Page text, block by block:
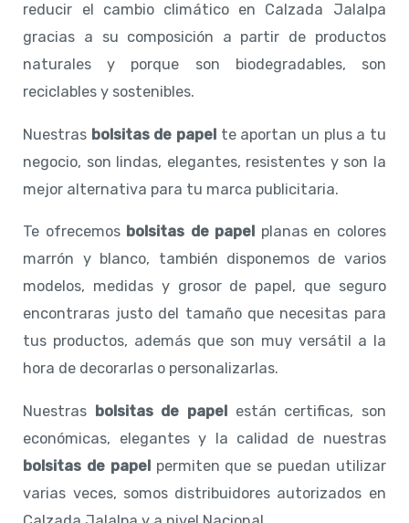
reducir el cambio climático en Calzada Jalalpa
gracias a su composición a partir de productos
naturales y porque son biodegradables, son
reciclables y sostenibles.
Nuestras bolsitas de papel te aportan un plus a tu
negocio, son lindas, elegantes, resistentes y son la
mejor alternativa para tu marca publicitaria.
Te ofrecemos bolsitas de papel planas en colores
marrón y blanco, también disponemos de varios
modelos, medidas y grosor de papel, que seguro
encontraras justo del tamaño que necesitas para
tus productos, además que son muy versátil a la
hora de decorarlas o personalizarlas.
Nuestras bolsitas de papel están certificas, son
económicas, elegantes y la calidad de nuestras
bolsitas de papelpermiten que se puedan utilizar
varias veces, somos distribuidores autorizados en